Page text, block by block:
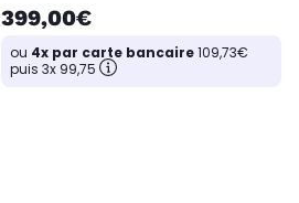
399,00€
ou 4x par carte bancaire109,73€
puis 3x 99,75